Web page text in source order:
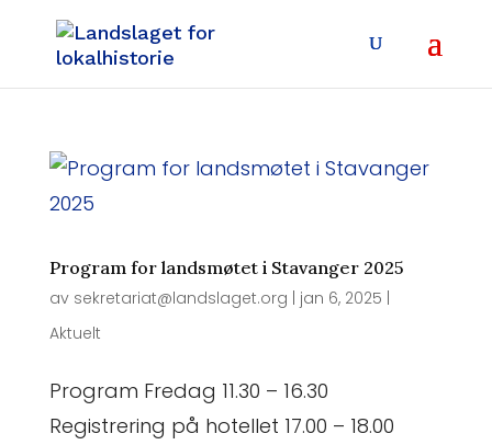
Program for landsmøtet i Stavanger 2025
av sekretariat@landslaget.org jan 6, 2025
Aktuelt
Program Fredag 11.30 – 16.30
Registrering på hotellet 17.00 – 18.00